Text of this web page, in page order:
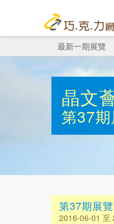
最新一期展覽
晶文
第37
第37期展
2016-06-01 至